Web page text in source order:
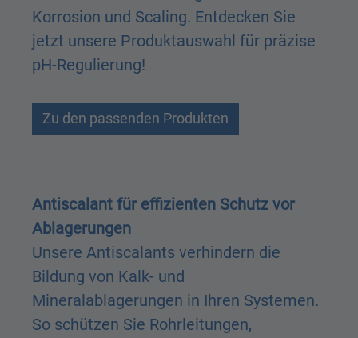
Korrosion und Scaling. Entdecken Sie
jetzt unsere Produktauswahl für präzise
pH-Regulierung!
Zu den passenden Produkten
Antiscalant für effizienten Schutz vor
Ablagerungen
Unsere Antiscalants verhindern die
Bildung von Kalk- und
Mineralablagerungen in Ihren Systemen.
So schützen Sie Rohrleitungen,